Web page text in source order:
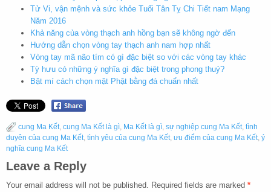
Tử Vi, vận mệnh và sức khỏe Tuổi Tân Tỵ Chi Tiết nam Mạng
Năm 2016
Khả năng của vòng thạch anh hồng bạn sẽ không ngờ đến
Hướng dẫn chọn vòng tay thạch anh nam hợp nhất
Vòng tay mã não tím có gì đặc biệt so với các vòng tay khác
Tỳ hưu có những ý nghĩa gì đặc biệt trong phong thuỷ?
Bật mí cách chọn mặt Phật bằng đá chuẩn nhất
cung Ma Kết, cung Ma Kết là gì, Ma Kết là gì, sự nghiệp cung Ma Kết, tình
duyên của cung Ma Kết, tình yêu của cung Ma Kết, ưu điểm của cung Ma Kết, ý
nghĩa cung Ma Kết
Leave a Reply
Your email address will not be published. Required fields are marked *